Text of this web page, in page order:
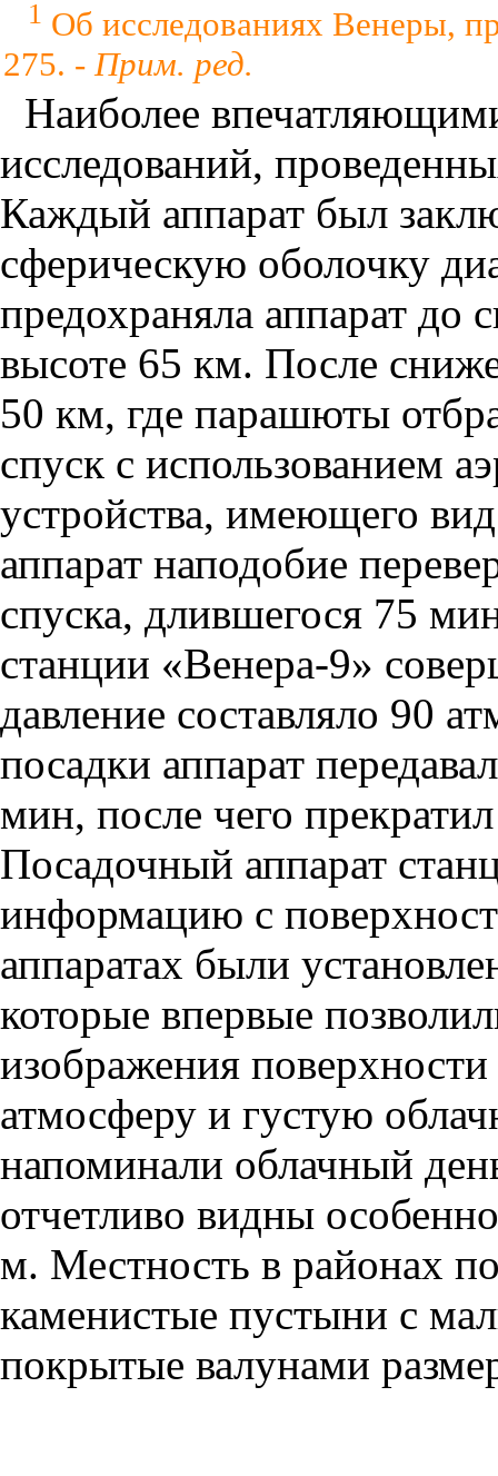
1 Об исследованиях Венеры,
275. -Прим. ред.
Наиболее
исследований,
Каждый аппарат был
сферическую оболочку
предохраняла аппарат до
высоте 65 км. После
50 км, где парашюты
спуск с использованием
устройства, имеющего
аппарат наподобие
спуска, длившегося 75
станции «Венера-9»
давление составляло 90
посадки аппарат
мин, после чего
Посадочный аппарат
информацию с
аппаратах были
которые впервые
изображения
атмосферу и густую
напоминали облачный
отчетливо видны
м. Местность в районах
каменистые пустыни с
покрытые валунами